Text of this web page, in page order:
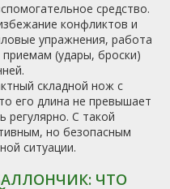
средство.
конфликтов и
упражнения, работа
(удары, броски)
складной нож с
его длина не превышает
регулярно. С такой
но безопасным
ситуации.
ЧТО